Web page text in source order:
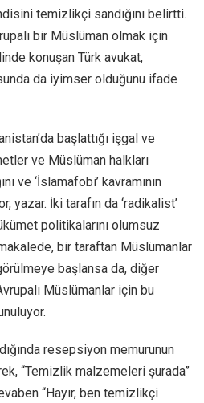
temizlikçi sandığını belirtti.
bir Müslüman olmak için
konuşan Türk avukat,
da iyimser olduğunu ifade
başlattığı işgal ve
ve Müslüman halkları
ve ‘İslamafobi’ kavramının
İki tarafın da ‘radikalist’
politikalarını olumsuz
bir taraftan Müslümanlar
başlansa da, diğer
Müslümanlar için bu
resepsiyon memurunun
“Temizlik malzemeleri şurada”
“Hayır, ben temizlikçi